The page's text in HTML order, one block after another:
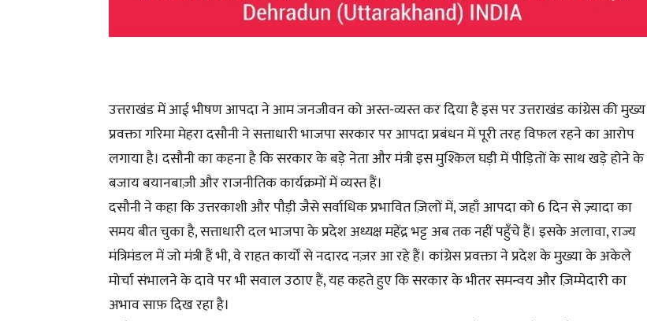
उत्तराखंड में आई भीषण आपदा ने आम जनजीवन को अस्त-व्यस्त कर दिया है इस पर उत्तराखंड कांग्रेस की मुख्य
प्रवक्ता गरिमा मेहरा दसौनी ने सत्ताधारी भाजपा सरकार पर आपदा प्रबंधन में पूरी तरह विफल रहने का आरोप
लगाया है। दसौनी का कहना है कि सरकार के बड़े नेता और मंत्री इस मुश्किल घड़ी में पीड़ितों के साथ खड़े होने के
बजाय बयानबाज़ी और राजनीतिक कार्यक्रमों में व्यस्त हैं।
दसौनी ने कहा कि उत्तरकाशी और पौड़ी जैसे सर्वाधिक प्रभावित ज़िलों में, जहाँ आपदा को 6 दिन से ज़्यादा का
समय बीत चुका है, सत्ताधारी दल भाजपा के प्रदेश अध्यक्ष महेंद्र भट्ट अब तक नहीं पहुँचे हैं। इसके अलावा, राज्य
मंत्रिमंडल में जो मंत्री हैं भी, वे राहत कार्यों से नदारद नज़र आ रहे हैं। कांग्रेस प्रवक्ता ने प्रदेश के मुख्या के अकेले
मोर्चा संभालने के दावे पर भी सवाल उठाए हैं, यह कहते हुए कि सरकार के भीतर समन्वय और ज़िम्मेदारी का
अभाव साफ़ दिख रहा है।